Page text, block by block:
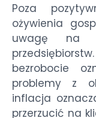
Poza
ożywienia
uwagę na
bezrobocie
problemy z
inflacja
przerzucić na